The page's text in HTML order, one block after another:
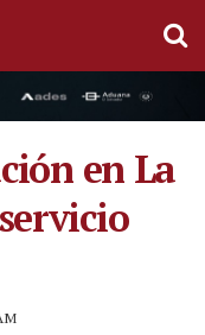
en La